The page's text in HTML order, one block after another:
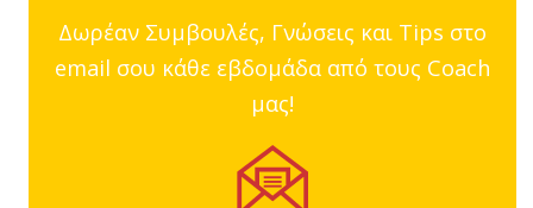
Δωρέαν Συμβουλές, Γνώσεις και Tips στο
email σου κάθε εβδομάδα από τους Coach
μας!